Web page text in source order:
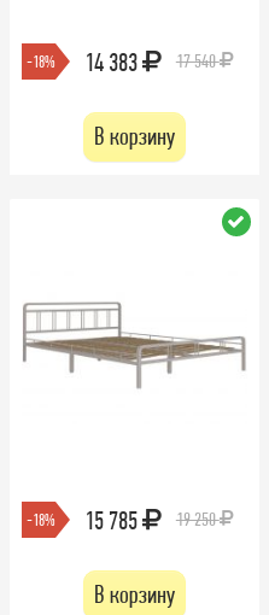
-18% 14 383 17 540
В корзину
-18% 15 785 19 250
В корзину